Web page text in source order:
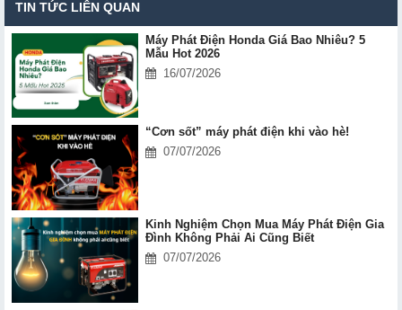
TIN TỨC LIÊN QUAN
Máy Phát Điện Honda Giá Bao Nhiêu? 5
Mẫu Hot 2026
16/07/2026
“Cơn sốt” máy phát điện khi vào hè!
07/07/2026
Kinh Nghiệm Chọn Mua Máy Phát Điện Gia
Đình Không Phải Ai Cũng Biết
07/07/2026